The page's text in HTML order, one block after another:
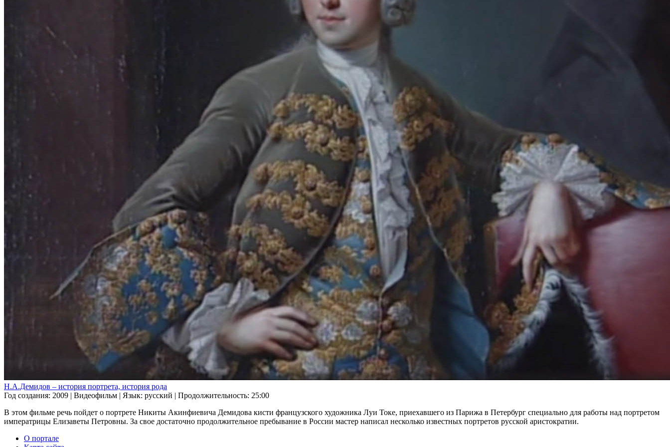
Н.А.Демидов – история портрета, история рода
Год создания: 2009 | Видеофильм | Язык: русский | Продолжительность: 25:00
В этом фильме речь пойдет о портрете Никиты Акинфиевича Демидова кисти французского художника Луи Токе, приехавшего из Парижа в Петербург специально для работы над портретом
императрицы Елизаветы Петровны. За свое достаточно продолжительное пребывание в России мастер написал несколько известных портретов русской аристократии.
О портале